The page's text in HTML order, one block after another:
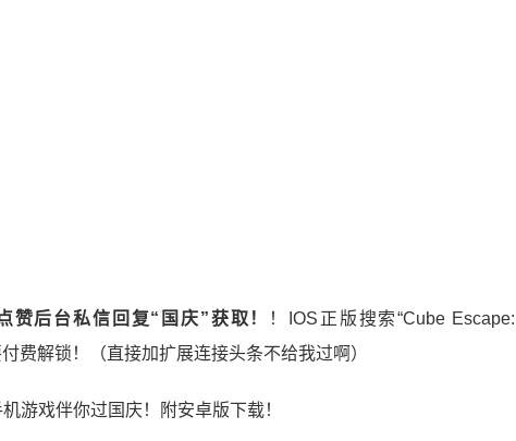
赞后台私信回复“国庆”获取！
！IOS正版搜索“Cube Escape:
费解锁！（直接加扩展连接头条不给我过啊）